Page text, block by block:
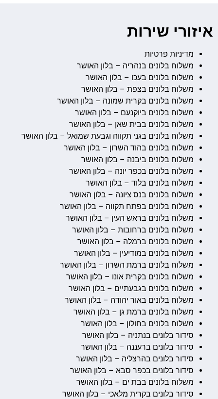
איזורי שירות
מדיניות פרטיות
משלוח בלונים בנהריה – בלון האושר
משלוח בלונים בעכו – בלון האושר
משלוח בלונים בצפת – בלון האושר
משלוח בלונים בקרית שמונה – בלון האושר
משלוח בלונים ביוקנעם – בלון האושר
משלוח בלונים בבית שאן – בלון האושר
משלוח בלונים בגני תקווה וגבעת שמואל – בלון האושר
משלוח בלונים בהוד השרון – בלון האושר
משלוח בלונים ביבנה – בלון האושר
משלוח בלונים בכפר יונה – בלון האושר
משלוח בלונים בלוד – בלון האושר
משלוח בלונים בנס ציונה – בלון האושר
משלוח בלונים בפתח תקווה – בלון האושר
משלוח בלונים בראש העין – בלון האושר
משלוח בלונים ברחובות – בלון האושר
משלוח בלונים ברמלה – בלון האושר
משלוח בלונים במודיעין – בלון האושר
משלוח בלונים ברמת השרון – בלון האושר
משלוח בלונים בקרית אונו – בלון האושר
משלוח בלונים בגבעתיים – בלון האושר
משלוח בלונים באור יהודה – בלון האושר
משלוח בלונים ברמת גן – בלון האושר
משלוח בלונים בחולון – בלון האושר
סידור בלונים בנתניה – בלון האושר
סידור בלונים ברעננה – בלון האושר
סידור בלונים בהרצליה – בלון האושר
סידור בלונים בכפר סבא – בלון האושר
משלוח בלונים בבת ים – בלון האושר
סידור בלונים בקרית מלאכי – בלון האושר